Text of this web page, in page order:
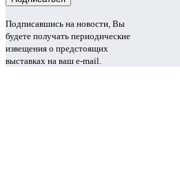
Подписавшись на новости, Вы
будете получать периодические
извещения о предстоящих
выставках на ваш e-mail.